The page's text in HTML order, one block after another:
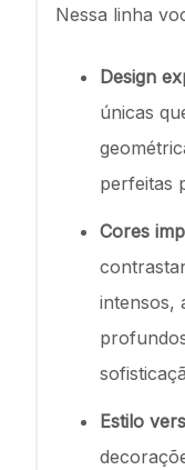
Nessa linha
Design
únicas
perfeitas
Cores
intensos,
Estilo